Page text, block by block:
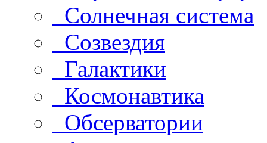
Солнечная система
Созвездия
Галактики
Космонавтика
Обсерватории